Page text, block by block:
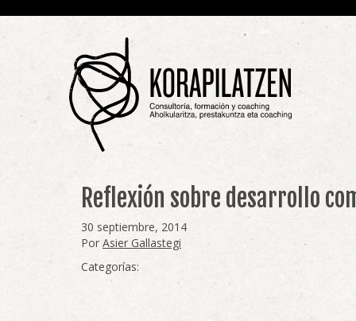
Reflexión sobre desarrollo
30 septiembre, 2014
Por Asier Gallastegi
Categorías: